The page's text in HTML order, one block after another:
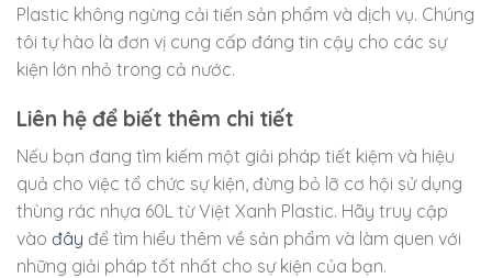
Plastic không ngừng cải tiến sản phẩm và dịch vụ. Chúng
tôi tự hào là đơn vị cung cấp đáng tin cậy cho các sự
kiện lớn nhỏ trong cả nước.
Liên hệ để biết thêm chi tiết
Nếu bạn đang tìm kiếm một giải pháp tiết kiệm và hiệu
quả cho việc tổ chức sự kiện, đừng bỏ lỡ cơ hội sử dụng
thùng rác nhựa 60L từ Việt Xanh Plastic. Hãy truy cập
vào đây để tìm hiểu thêm về sản phẩm và làm quen với
những giải pháp tốt nhất cho sự kiện của bạn.